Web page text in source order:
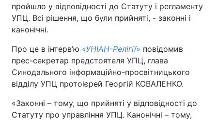
пройшло у відповідності до Статуту і регламенту
УПЦ. Всі рішення, що були прийняті, - законні і
канонічні.
Про це в інтерв’ю «УНІАН-Релігії» повідомив
прес-секретар предстоятеля УПЦ, глава
Синодального інформаційно-просвітницького
відділу УПЦ протоієрей Георгій КОВАЛЕНКО.
«Законні – тому, що прийняті у відповідності до
Статуту про управління УПЦ. Канонічні – тому,